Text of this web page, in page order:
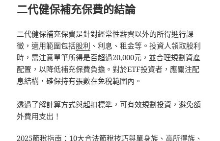
二代健保補充保費的結論
二代健保補充保費是針對經常性薪資以外的所得進行課
徵，適用範圍包括股利 、利息、租金等。投資人領取股利
時，需注意單筆所得是否超過20,000元，並合理規劃資產
配置，以降低補充保費負擔。對於ETF投資者，應關注配
息結構，確保持有張數在免稅範圍內。
透過了解計算方式與起扣標準，可有效規劃投資，避免額
外費用支出！
2025節稅指南：10大合法節稅技巧與單身族、高所得族、